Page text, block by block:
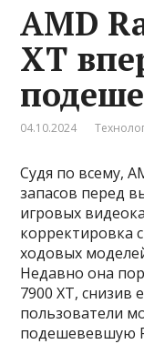
AMD
XT
04.10.2024
Судя по всему,
запасов перед
игровых
корректировка
ходовых
Недавно она
7900 XT, снизив
пользователи
подешевевшую